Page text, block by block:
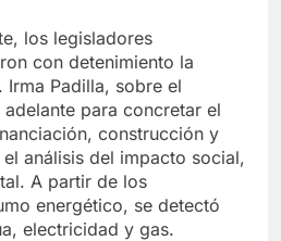
los legisladores
con detenimiento la
Padilla, sobre el
para concretar el
construcción y
análisis del impacto social,
A partir de los
energético, se detectó
electricidad y gas.